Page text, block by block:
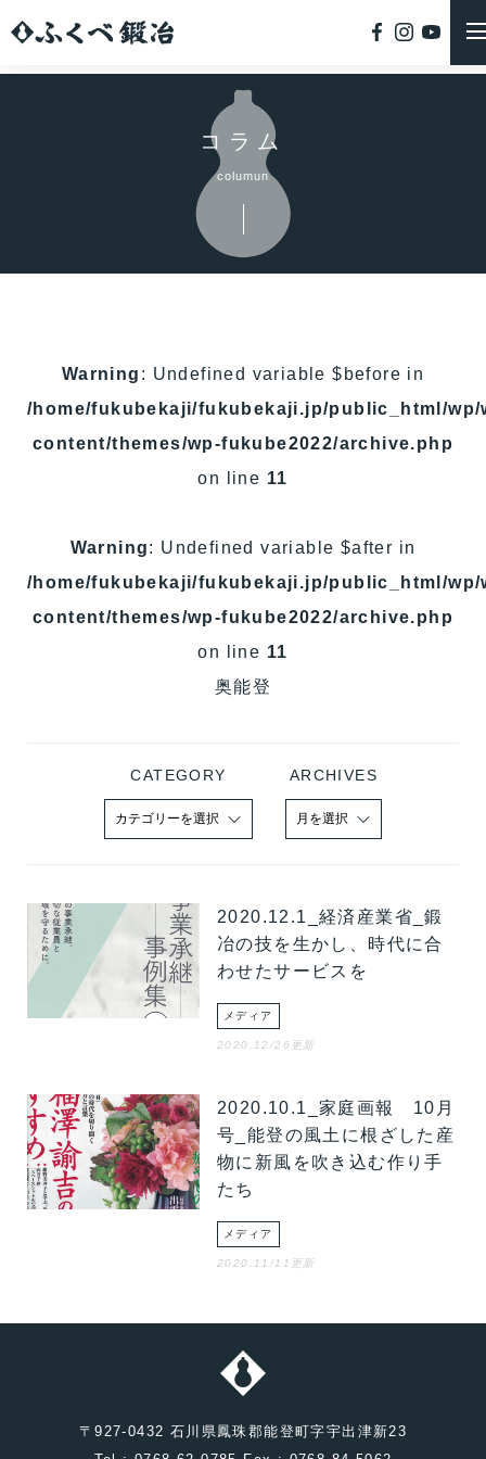
コラム
columun
Warning : Undefined variable $before in
/home/fukubekaji/fukubekaji.jp/public_html/wp/
content/themes/wp-fukube2022/archive.php
on line 11
Warning: Undefined variable $after in
/home/fukubekaji/fukubekaji.jp/public_html/wp/
content/themes/wp-fukube2022/archive.php
on line 11
奥能登
CATEGORY ARCHIVES
2020.12.1_経済産業省_鍛
冶の技を生かし、時代に合
わせたサービスを
メディア
2020.12/26更新
2020.10.1_家庭画報 10月
号_能登の風土に根ざした産
物に新風を吹き込む作り手
たち
メディア
2020.11/11更新
〒927-0432 石川県鳳珠郡能登町字宇出津新23